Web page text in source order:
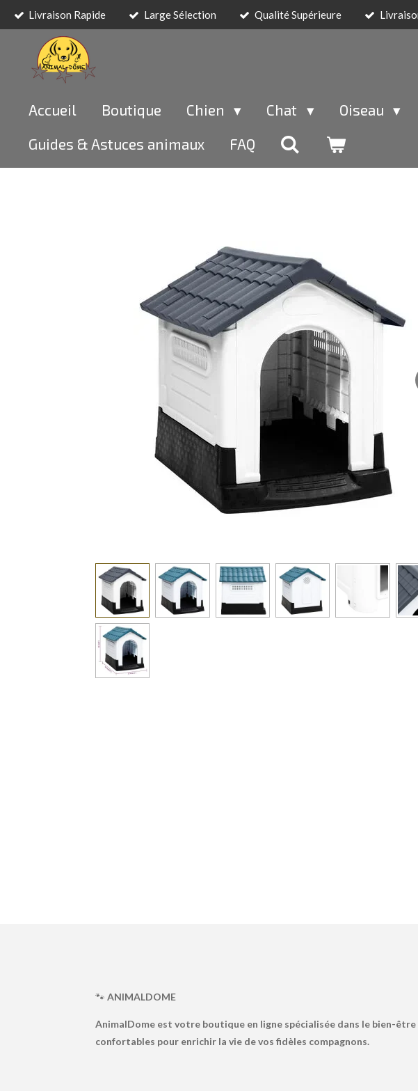
Passer
contenu
principal
Livraison Rapide Large Sélection Qualité Supérieure
Accueil Boutique Chien Chat Oiseau
Guides & Astuces animaux
FAQ
🐾 ANIMALDOME
AnimalDome est votre boutique en ligne spécialisée dans le bien-
confortables pour enrichir la vie de vos fidèles compagnons.